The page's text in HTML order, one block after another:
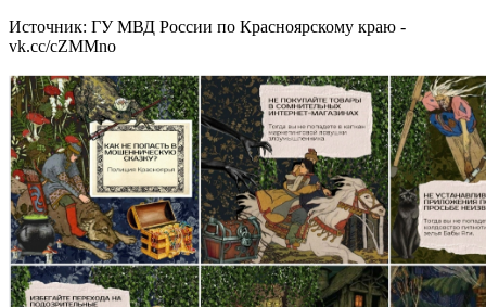
Источник: ГУ МВД России по Красноярскому краю -
vk.cc/cZMMno